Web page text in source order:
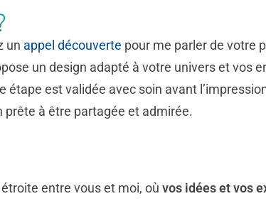
un appel découverte pour me parler de votre
un design adapté à votre univers et vos
étape est validée avec soin avant
prête à être partagée et admirée.
entre vous et moi, où vos idées et vos